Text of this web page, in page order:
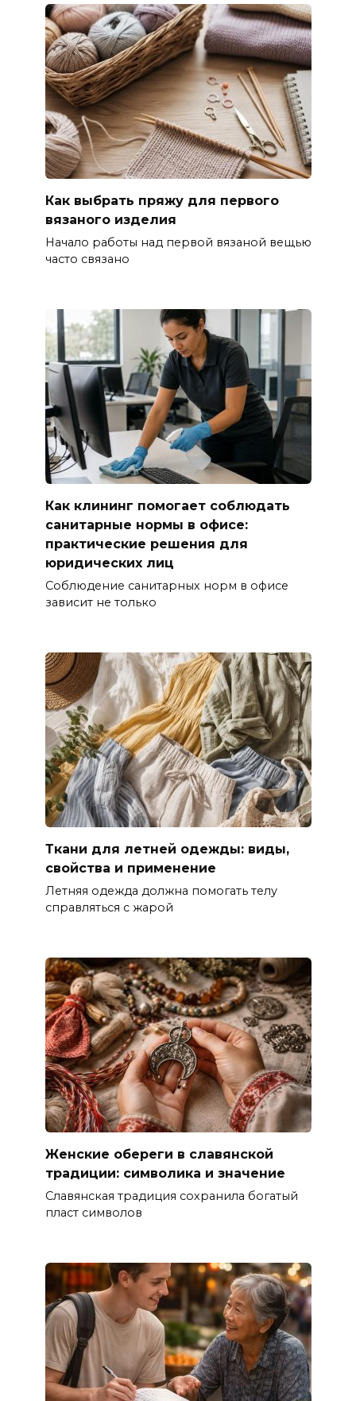
Как выбрать пряжу для первого
вязаного изделия
Начало работы над первой вязаной вещью
часто связано
Как клининг помогает соблюдать
санитарные нормы в офисе:
практические решения для
юридических лиц
Соблюдение санитарных норм в офисе
зависит не только
Ткани для летней одежды: виды,
свойства и применение
Летняя одежда должна помогать телу
справляться с жарой
Женские обереги в славянской
традиции: символика и значение
Славянская традиция сохранила богатый
пласт символов